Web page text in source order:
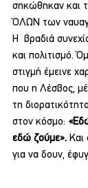
σηκώθηκαν και
ΌΛΩΝ των
Η  βραδιά
και πολιτισμό.
στιγμή έμεινε
που η Λέσβος,
τη
στον κόσμο:
εδώ ζούμε». Και
για να δουν,